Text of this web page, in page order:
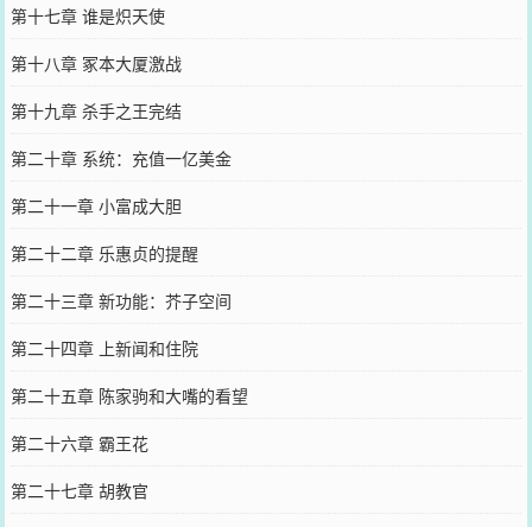
第十七章 谁是炽天使
第十八章 冢本大厦激战
第十九章 杀手之王完结
第二十章 系统：充值一亿美金
第二十一章 小富成大胆
第二十二章 乐惠贞的提醒
第二十三章 新功能：芥子空间
第二十四章 上新闻和住院
第二十五章 陈家驹和大嘴的看望
第二十六章 霸王花
第二十七章 胡教官